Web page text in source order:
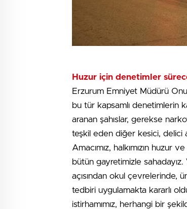
Huzur için denetimler
Erzurum Emniyet Müdürü
bu tür kapsamlı denetimlerin
aranan şahıslar, gerekse
teşkil eden diğer kesici, delici
Amacımız, halkımızın huzur
bütün gayretimizle
açısından okul çevrelerinde,
tedbiri uygulamakta kararlı
istirhamımız, herhangi bir